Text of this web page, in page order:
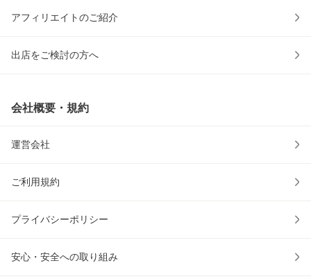
アフィリエイトのご紹介
出店をご検討の方へ
会社概要・規約
運営会社
ご利用規約
プライバシーポリシー
安心・安全への取り組み